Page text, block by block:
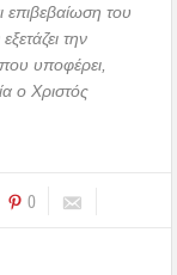
του
την
υποφέρει,
ο Χριστός
0